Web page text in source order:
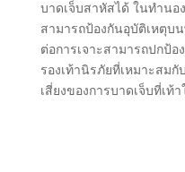
บาดเจ็บสาหัสได้ ในทํานอ
สามารถป้องกันอุบัติเหตุ
ต่อการเจาะสามารถปกป้
รองเท้านิรภัยที่เหมาะสม
เสี่ยงของการบาดเจ็บที่เท้